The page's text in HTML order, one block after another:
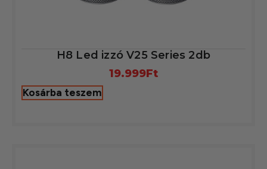
H8 Led izzó V25 Series 2db
19.999Ft
Kosárba teszem